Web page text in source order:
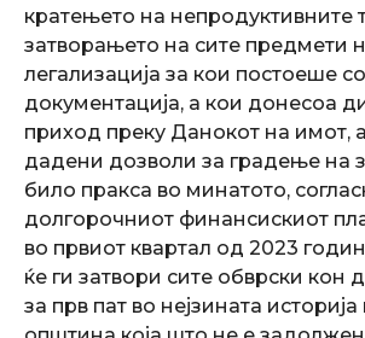
кратењето на непродуктивните
затворањето на сите предмети
легализација за кои постоеше
документација, а кои донесоа
приход преку Данокот на имот,
дадени дозволи за градење на
било пракса во минатото,
долгорочниот финансискиот
во првиот квартал од 2023
ќе ги затвори сите обврски кон
за прв пат во нејзината историја